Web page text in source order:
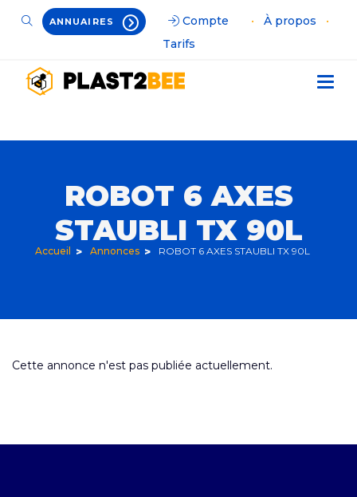
ANNUAIRES Compte • À propos
•
Tarifs
ROBOT 6 AXES
STAUBLI TX 90L
Accueil Annonces ROBOT 6 AXES STAUBLI TX 90L
Cette annonce n'est pas publiée actuellement.